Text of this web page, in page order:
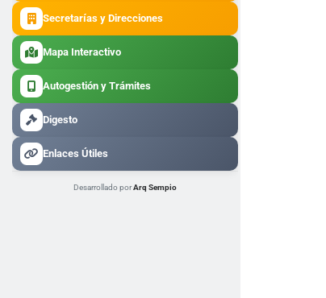
Secretarías y Direcciones
Mapa Interactivo
Autogestión y Trámites
Digesto
Enlaces Útiles
Desarrollado porArq Sempio